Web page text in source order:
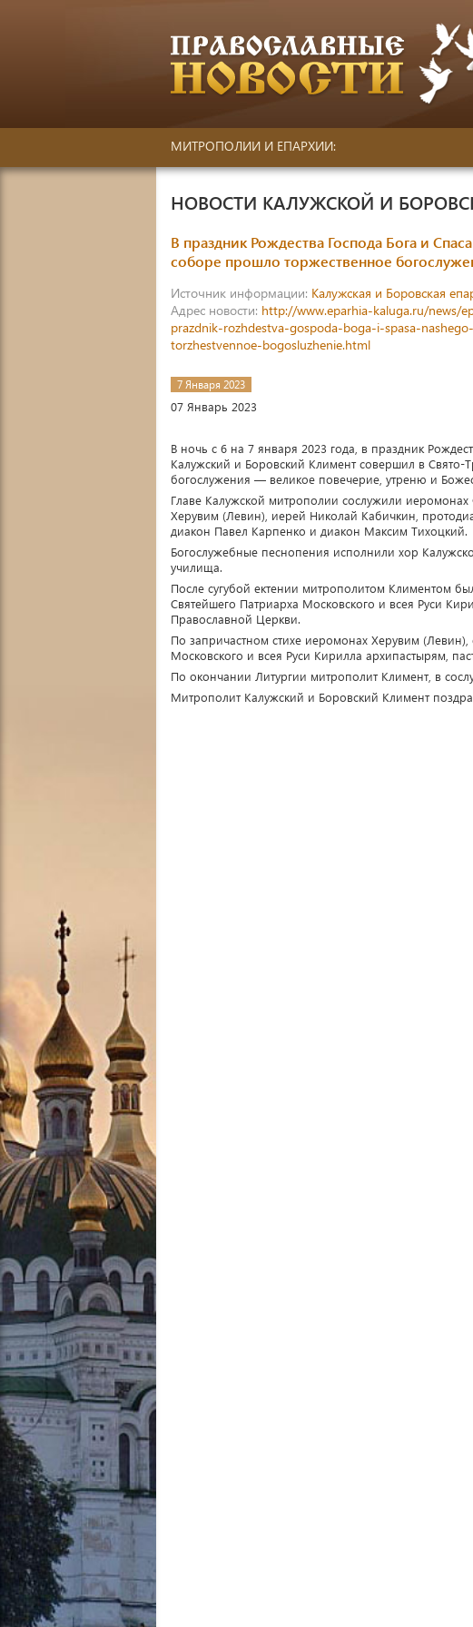
МИТРОПОЛИИ И ЕПАРХИИ:
НОВОСТИ КАЛУЖСКОЙ И
В праздник Рождества Господа Бога и
соборе прошло торжественное
Источник информации: Калужская и Боровская
Адрес новости: http://www.eparhia-kaluga.ru/news/
prazdnik-rozhdestva-gospoda-boga-i-spasa-
torzhestvennoe-bogosluzhenie.html
7 Января 2023
07 Январь 2023
В ночь с 6 на 7 января 2023 года, в праздник
Калужский и Боровский Климент совершил в
богослужения — великое повечерие, утреню и
Главе Калужской митрополии сослужили
Херувим (Левин), иерей Николай Кабичкин,
диакон Павел Карпенко и диакон Максим Тихоцкий.
Богослужебные песнопения исполнили хор
училища.
После сугубой ектении митрополитом Климентом
Святейшего Патриарха Московского и всея Руси
Православной Церкви.
По запричастном стихе иеромонах Херувим
Московского и всея Руси Кирилла архипастырям,
По окончании Литургии митрополит Климент, в
Митрополит Калужский и Боровский Климент